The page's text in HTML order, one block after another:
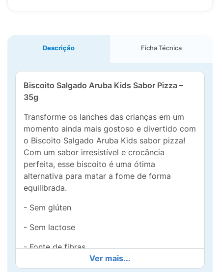
Descrição Ficha Técnica
Biscoito Salgado Aruba Kids Sabor Pizza –
35g
Transforme os lanches das crianças em um
momento ainda mais gostoso e divertido com
o Biscoito Salgado Aruba Kids sabor pizza!
Com um sabor irresistível e crocância
perfeita, esse biscoito é uma ótima
alternativa para matar a fome de forma
equilibrada.
- Sem glúten
- Sem lactose
- Fonte de fibras
- Sem ingredientes de origem animal
Ver mais...